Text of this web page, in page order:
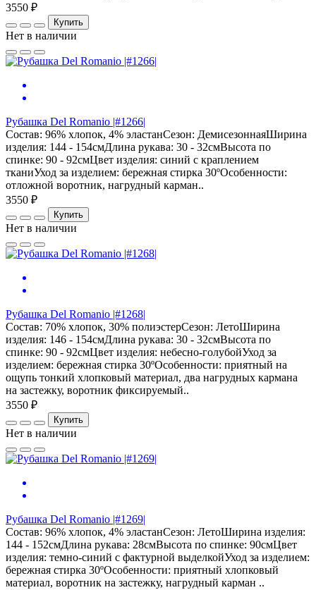
3550 ₽
Купить
Нет в наличии
Рубашка Del Romanio |#1266|
Состав: 96% хлопок, 4% эластанСезон: ДемисезоннаяШирина
изделия: 144 - 154смДлина рукава: 30 - 32смВысота по
спинке: 90 - 92смЦвет изделия: синий с краплением
тканиУход за изделием: бережная стирка 30ºОсобенности:
отложной воротник, нагрудный карман..
3550 ₽
Купить
Нет в наличии
Рубашка Del Romanio |#1268|
Состав: 70% хлопок, 30% полиэстерСезон: ЛетоШирина
изделия: 146 - 154смДлина рукава: 30 - 32смВысота по
спинке: 90 - 92смЦвет изделия: небесно-голубойУход за
изделием: бережная стирка 30ºОсобенности: приятный на
ощупь тонкий хлопковый материал, два нагрудных кармана
на застежку, воротник фиксируемый..
3550 ₽
Купить
Нет в наличии
Рубашка Del Romanio |#1269|
Состав: 96% хлопок, 4% эластанСезон: ЛетоШирина изделия:
144 - 152смДлина рукава: 28смВысота по спинке: 90смЦвет
изделия: темно-синий с фактурной выделкойУход за изделием:
бережная стирка 30ºОсобенности: приятный хлопковый
материал, воротник на застежку, нагрудный карман ..